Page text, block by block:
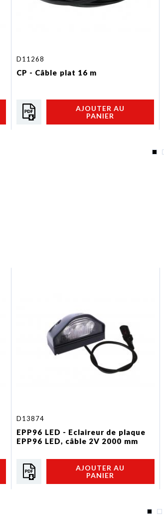
D11268
CP - Câble plat 16 m
AJOUTER AU
PANIER
D13874
EPP96 LED - Eclaireur de plaque
EPP96 LED, câble 2V 2000 mm
AJOUTER AU
PANIER